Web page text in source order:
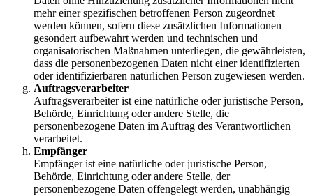
mehr einer spezifischen betroffenen Person zugeordnet
werden können, sofern diese zusätzlichen Informationen
gesondert aufbewahrt werden und technischen und
organisatorischen Maßnahmen unterliegen, die gewährleisten,
dass die personenbezogenen Daten nicht einer identifizierten
oder identifizierbaren natürlichen Person zugewiesen werden.
Auftragsverarbeiter
Auftragsverarbeiter ist eine natürliche oder juristische Person,
Behörde, Einrichtung oder andere Stelle, die
personenbezogene Daten im Auftrag des Verantwortlichen
verarbeitet.
Empfänger
Empfänger ist eine natürliche oder juristische Person,
Behörde, Einrichtung oder andere Stelle, der
personenbezogene Daten offengelegt werden, unabhängig